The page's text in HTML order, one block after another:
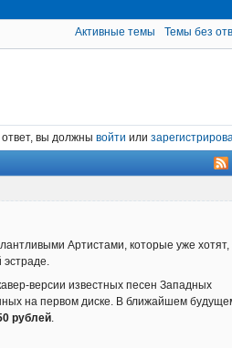
Активные темы Темы без
вы должны войти или
Артистами, которые уже хотят,
версии известных песен Западных
на первом диске. В ближайшем
рублей.